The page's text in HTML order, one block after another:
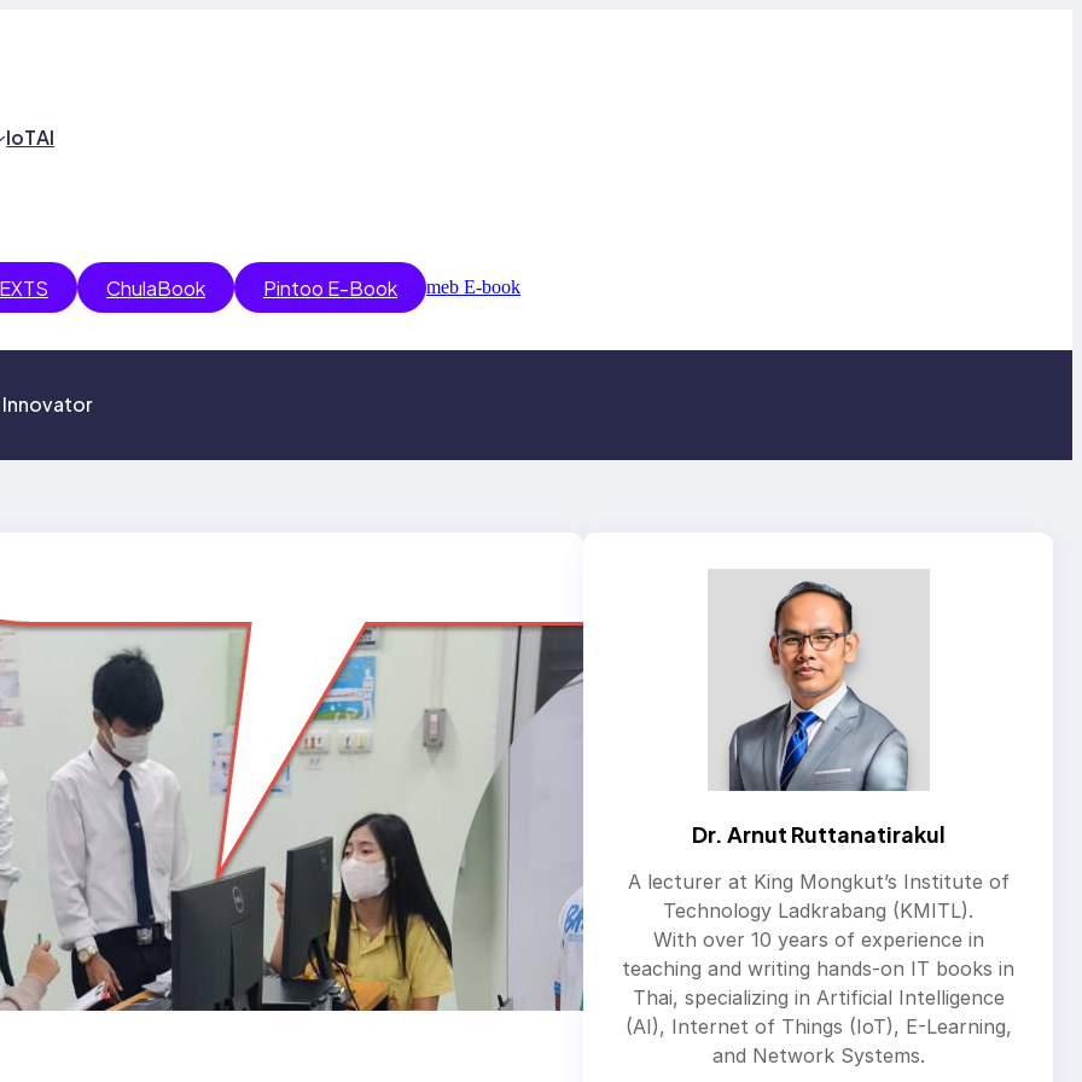
IoTAI
ChulaBook Pintoo E-Book meb E-book
Innovator
Dr. Arnut Ruttanatirakul
A lecturer at King Mongkut’s Institute of
Technology Ladkrabang (KMITL).
With over 10 years of experience in
teaching and writing hands-on IT books in
Thai, specializing in Artificial Intelligence
(AI), Internet of Things (IoT), E-Learning,
and Network Systems.